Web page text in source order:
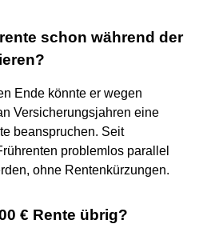
schon während der
Ende könnte er wegen
Versicherungsjahren eine
beanspruchen. Seit
problemlos parallel
ohne Rentenkürzungen.
€ Rente übrig?